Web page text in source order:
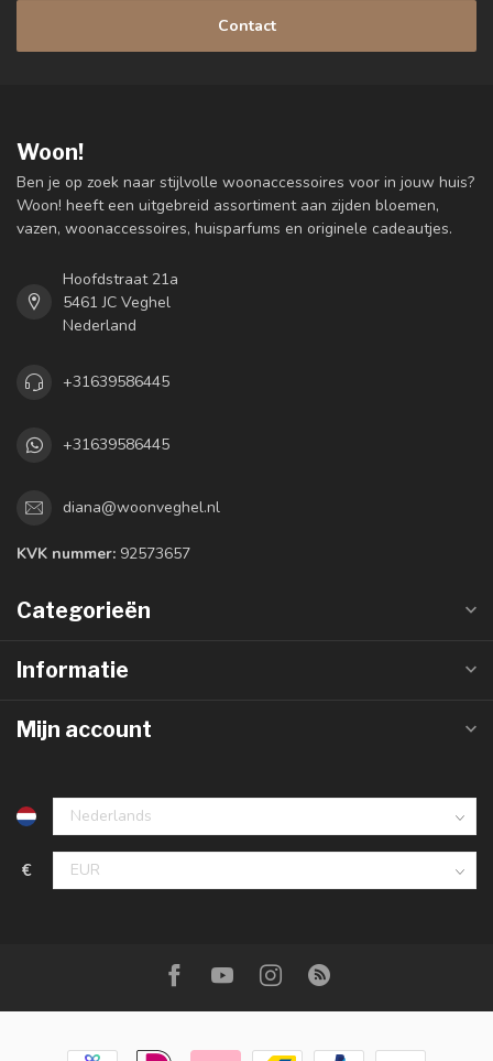
Contact
Woon!
Ben je op zoek naar stijlvolle woonaccessoires voor in jouw huis?
Woon! heeft een uitgebreid assortiment aan zijden bloemen,
vazen, woonaccessoires, huisparfums en originele cadeautjes.
Hoofdstraat 21a
5461 JC Veghel
Nederland
+31639586445
+31639586445
diana@woonveghel.nl
KVK nummer: 92573657
Categorieën
Informatie
Mijn account
€